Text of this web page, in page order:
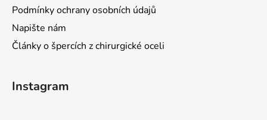
Podmínky ochrany osobních údajů
Napište nám
Články o špercích z chirurgické oceli
Instagram